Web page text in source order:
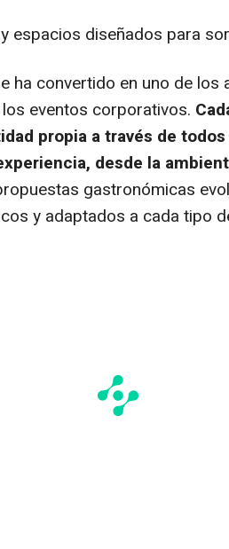
espacios diseñados para
ha convertido en uno de
eventos corporativos.
propia a través de
desde la
gastronómicas
y adaptados a cada tipo